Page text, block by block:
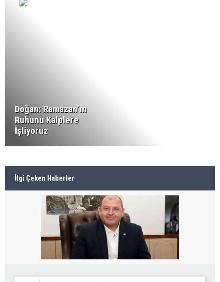
Doğan: Ramazan’ın
Ruhunu Kalplere
İşliyoruz
İlgi Çeken Haberler